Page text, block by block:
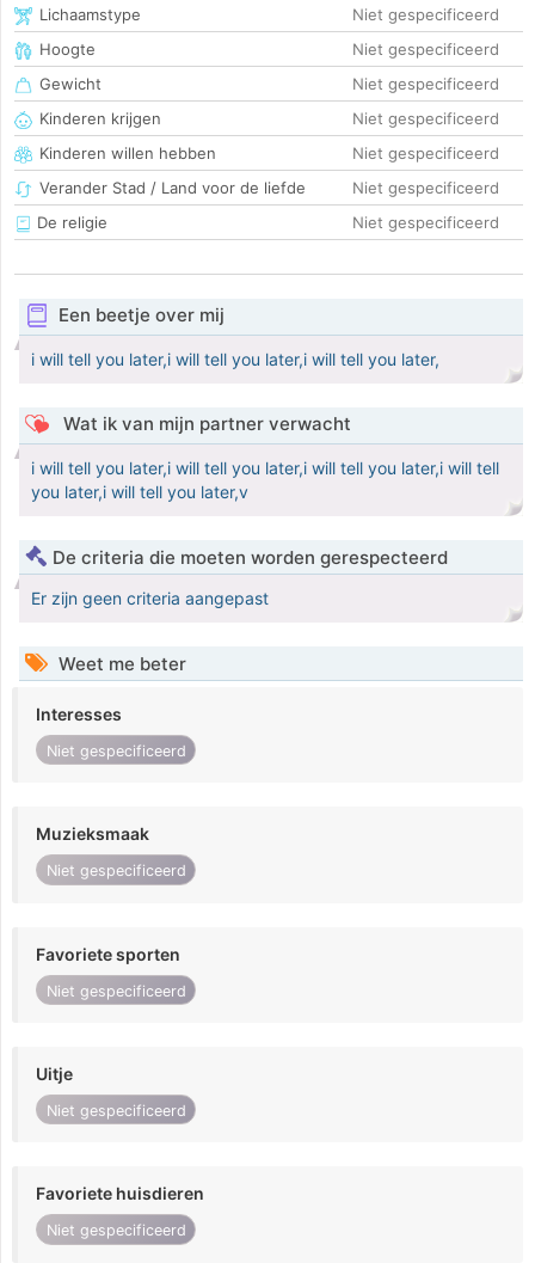
Lichaamstype
Niet gespecificeerd
Hoogte
Niet gespecificeerd
Gewicht
Niet gespecificeerd
Kinderen krijgen
Niet gespecificeerd
Kinderen willen hebben
Niet gespecificeerd
Verander Stad / Land voor de liefde
Niet gespecificeerd
De religie
Niet gespecificeerd
Een beetje over mij
i will tell you later,i will tell you later,i will tell you later,
Wat ik van mijn partner verwacht
i will tell you later,i will tell you later,i will tell you later,i will tell
you later,i will tell you later,v
De criteria die moeten worden gerespecteerd
Er zijn geen criteria aangepast
Weet me beter
Interesses
Niet gespecificeerd
Muzieksmaak
Niet gespecificeerd
Favoriete sporten
Niet gespecificeerd
Uitje
Niet gespecificeerd
Favoriete huisdieren
Niet gespecificeerd